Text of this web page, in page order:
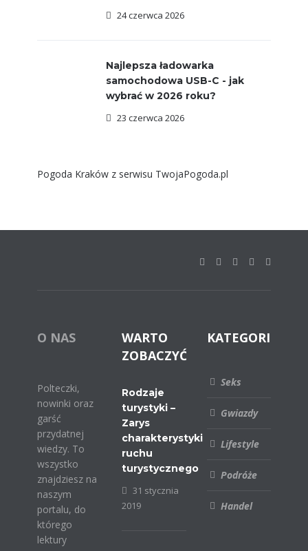
24 czerwca 2026
Najlepsza ładowarka
samochodowa USB-C - jak
wybrać w 2026 roku?
23 czerwca 2026
Pogoda Kraków z serwisu TwojaPogoda.pl
O NAS
Polteczki,
nowinki oraz
garść
przydatnej
wiedzy. To
wszystko
znajdziesz na
naszym
portalu, do
którego
lektury
WARTO
ZOBACZYĆ
Rodzaje
turystyki –
Zarys
charakterystyki
ruchu
turystycznego
31 stycznia
2019
KATEGORIE
Seks
Gwiazdy
Lifestyle
Podróże
Handel